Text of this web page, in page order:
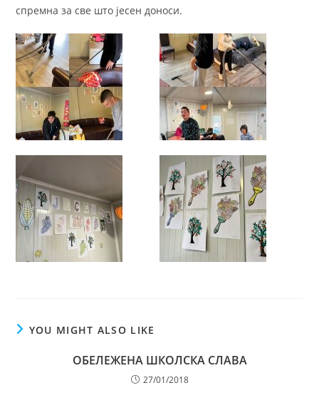
спремна за све што јесен доноси.
YOU MIGHT ALSO LIKE
ОБЕЛЕЖЕНА ШКОЛСКА СЛАВА
27/01/2018